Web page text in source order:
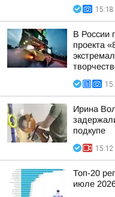
15:18
В России
проекта
Ирина
подкупе
15:12
Топ-20
июле